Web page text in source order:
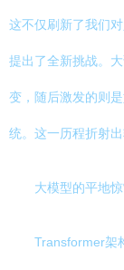
这不仅刷新了我们
提出了全新挑战。
变，随后激发的则
统。这一历程折射
大模型的平地
Transformer架